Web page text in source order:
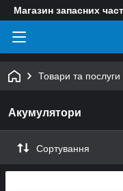
Магазин запасних
Товари та послуги
Акумулятори
Сортування